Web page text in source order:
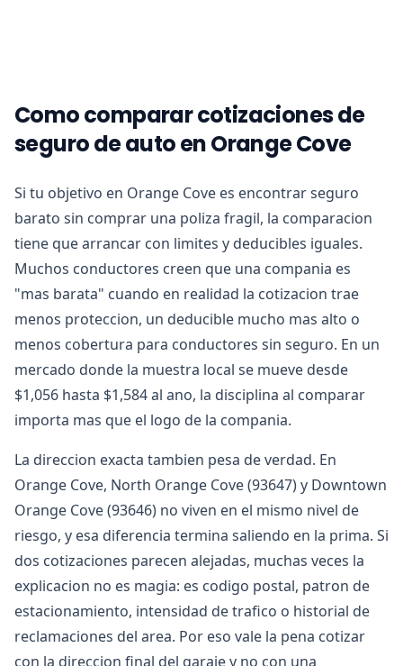
Como comparar cotizaciones de
seguro de auto en Orange Cove
Si tu objetivo en Orange Cove es encontrar seguro
barato sin comprar una poliza fragil, la comparacion
tiene que arrancar con limites y deducibles iguales.
Muchos conductores creen que una compania es
"mas barata" cuando en realidad la cotizacion trae
menos proteccion, un deducible mucho mas alto o
menos cobertura para conductores sin seguro. En un
mercado donde la muestra local se mueve desde
$1,056 hasta $1,584 al ano, la disciplina al comparar
importa mas que el logo de la compania.
La direccion exacta tambien pesa de verdad. En
Orange Cove, North Orange Cove (93647) y Downtown
Orange Cove (93646) no viven en el mismo nivel de
riesgo, y esa diferencia termina saliendo en la prima. Si
dos cotizaciones parecen alejadas, muchas veces la
explicacion no es magia: es codigo postal, patron de
estacionamiento, intensidad de trafico o historial de
reclamaciones del area. Por eso vale la pena cotizar
con la direccion final del garaje y no con una